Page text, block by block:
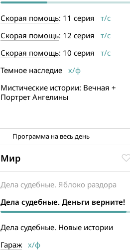
Скорая помощь: 11 серия т/с
Скорая помощь: 12 серия т/с
Скорая помощь: 10 серия т/с
Темное наследиех/ф
Мистические истории: Вечная +
Портрет Ангелины
Программа на весь день
Мир
Дела судебные. Яблоко раздора
Дела судебные. Деньги верните!
Дела судебные. Новые истории
Гаражх/ф